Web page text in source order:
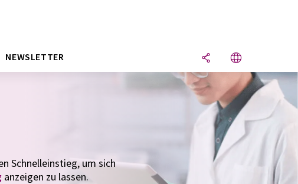
NEWSLETTER
Schnelleinstieg, um sich
anzeigen zu lassen.